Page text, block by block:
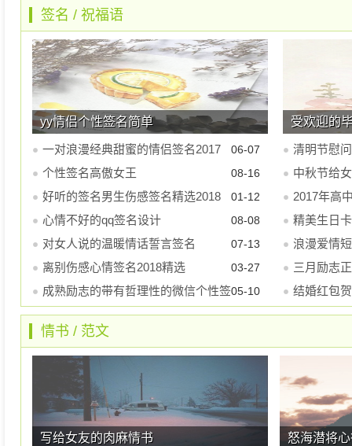
签名 / 祝福语
yy情侣个性签名简单
一对浪漫经典甜蜜的情侣签名2017
最新版
06-07
个性签名高傲女王 08-16
好听的签名男生伤感签名精选2018
最新版
01-12
心情不好的qq签名设计 08-08
对女人说的温暖情话誓言签名 07-13
离别伤感心情签名2018精选 03-27
成熟励志的带有哲理性的微信个性签
名大全
05-10
受欢迎的
清明节慰
中秋节给
2017年高
精美生日
浪漫爱情
三月励志
结婚红包
情书 / 范文
写给女友的肉麻情书 怒海潜将